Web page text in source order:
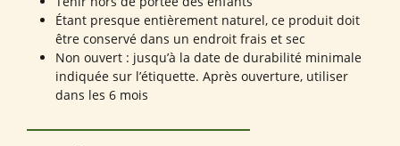
Étant presque entièrement naturel, ce produit doit
être conservé dans un endroit frais et sec
Non ouvert : jusqu’à la date de durabilité minimale
indiquée sur l’étiquette. Après ouverture, utiliser
dans les 6 mois